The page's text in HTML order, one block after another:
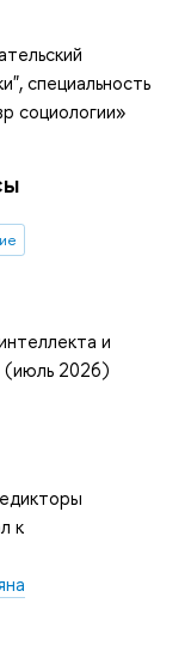
специальность
социологии»
и
(июль 2026)
к